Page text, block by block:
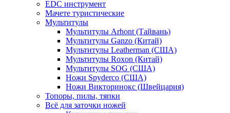
EDC инструмент
Мачете туристические
Мультитулы
Мультитулы Arhont (Тайвань)
Мультитулы Ganzo (Китай)
Мультитулы Leatherman (США)
Мультитулы Roxon (Китай)
Мультитулы SOG (США)
Ножи Spyderco (США)
Ножи Викторинокс (Швейцария)
Топоры, пилы, тяпки
Всё для заточки ножей